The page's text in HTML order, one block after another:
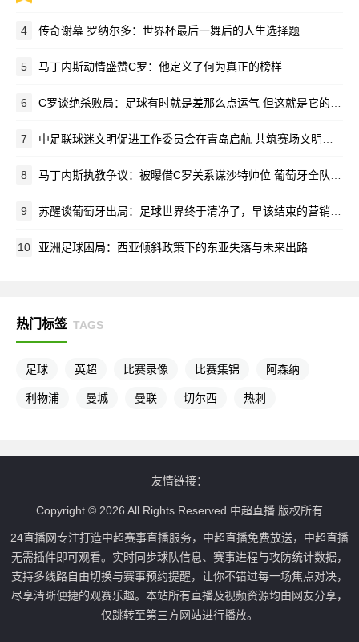
4 传奇谢幕 罗纳尔多：世界杯最后一舞后的人生选择题
5 马丁内斯动情盛赞C罗：他定义了何为真正的榜样
6 C罗谈绝杀败局：足球有时就是差那么点运气 但这就是它的魅力所在
7 中足联球迷文明促进工作委员会在青岛启航 共筑赛场文明新生态
8 马丁内斯执教争议：被曝借C罗关系谋沙特帅位 葡萄牙全队离心离德
9 苏醒谈葡萄牙出局：足球世界终于清净了，早该结束的营销闹剧
10 亚洲足球困局：西亚倾斜政策下的东亚失落与未来出路
热门标签 TAGS
足球 英超 比赛录像 比赛集锦 阿森纳
利物浦 曼城 曼联 切尔西 热刺
友情链接：
Copyright © 2026 All Rights Reserved 中超直播 版权所有
24直播网专注打造中超赛事直播服务，中超直播免费放送，中超直播
无需插件即可观看。实时同步球队信息、赛事进程与攻防统计数据，
支持多线路自由切换与赛事预约提醒，让你不错过每一场焦点对决，
尽享清晰便捷的观赛乐趣。本站所有直播及视频资源均由网友分享，
仅跳转至第三方网站进行播放。